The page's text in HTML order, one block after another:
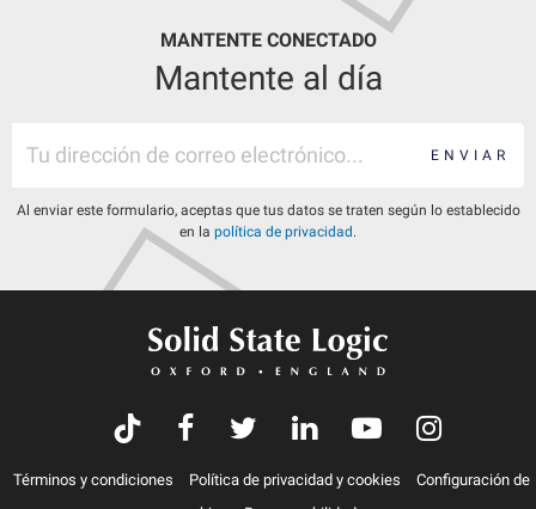
MANTENTE CONECTADO
Mantente al día
ENVIAR
Al enviar este formulario, aceptas que tus datos se traten según lo establecido
en la política de privacidad.
Términos y condiciones Política de privacidad y cookies
Configuración de